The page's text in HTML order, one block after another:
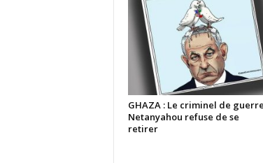
GHAZA : Le criminel de guerre
Netanyahou refuse de se
retirer